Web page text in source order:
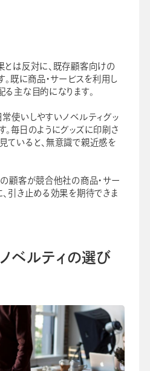
とは反対に、既存顧客向けの
。既に商品・サービスを利用し
主な目的になります。
使いしやすいノベルティグッ
毎日のようにグッズに印刷さ
ていると、無意識で親近感を
の顧客が競合他社の商品・サー
、引き止める効果を期待できま
ベルティの選び